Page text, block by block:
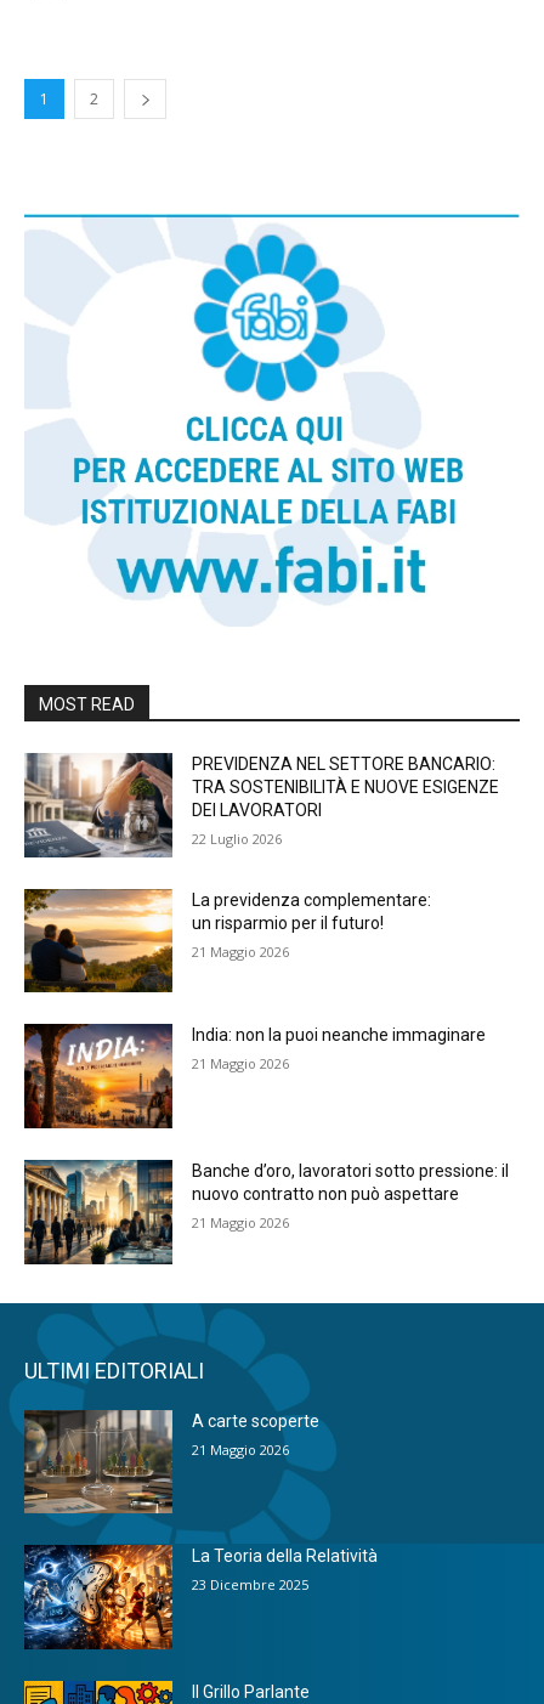
1 2
MOST READ
PREVIDENZA NEL SETTORE BANCARIO:
TRA SOSTENIBILITÀ E NUOVE ESIGENZE
DEI LAVORATORI
22 Luglio 2026
La previdenza complementare:
un risparmio per il futuro!
21 Maggio 2026
India: non la puoi neanche immaginare
21 Maggio 2026
Banche d’oro, lavoratori sotto pressione: il
nuovo contratto non può aspettare
21 Maggio 2026
ULTIMI EDITORIALI
A carte scoperte
21 Maggio 2026
La Teoria della Relatività
23 Dicembre 2025
Il Grillo Parlante